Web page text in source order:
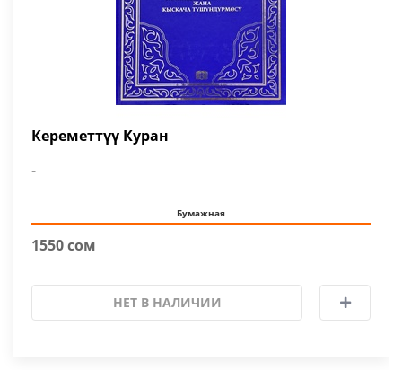
Кереметтүү Куран
-
Бумажная
1550 сом
НЕТ В НАЛИЧИИ